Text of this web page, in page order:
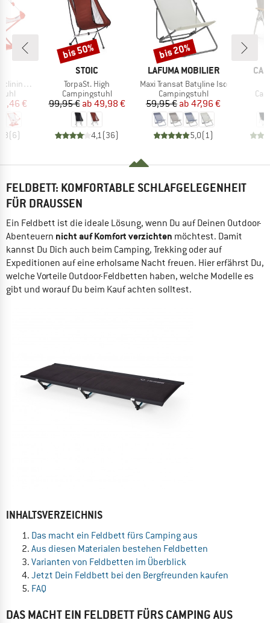
Chair
Preis
€
(6)
MARKE
STOIC
Artikel
TorpaSt. High
Produktgruppe
Campingstuhl
Preis
99,95 € reduzierter Preis
ab 49,98 €
4,1(36)
Rabatt
bis 50%
MARKE
LAFUMA MOBILIER
Artikel
Maxi Transat Batyline Iso
Produktgruppe
Campingstuhl
Preis
59,95 € reduzierter Preis
ab 47,96 €
5,0( 1)
Rabatt
bis 20%
FELDBETT: KOMFORTABLE SCHLAFGELEGENHEIT
FÜR DRAUSSEN
Ein Feldbett ist die ideale Lösung, wenn Du auf Deinen Outdoor-
Abenteuern nicht auf Komfort verzichten möchtest. Damit
kannst Du Dich auch beim Camping, Trekking oder auf
Expeditionen auf eine erholsame Nacht freuen. Hier erfährst Du,
welche Vorteile Outdoor-Feldbetten haben, welche Modelle es
gibt und worauf Du beim Kauf achten solltest.
INHALTSVERZEICHNIS
Das macht ein Feldbett fürs Camping aus
Aus diesen Materialen bestehen Feldbetten
Varianten von Feldbetten im Überblick
Jetzt Dein Feldbett bei den Bergfreunden kaufen
FAQ
DAS MACHT EIN FELDBETT FÜRS CAMPING AUS